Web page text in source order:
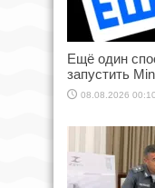
Ещё один
запустить
08.08.2026 00:10